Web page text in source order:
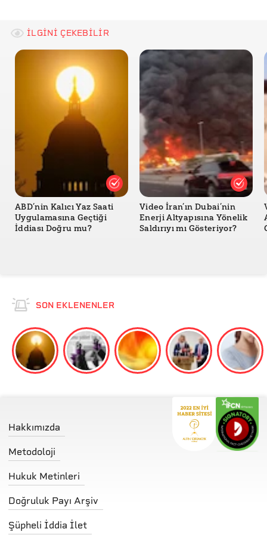
İLGİNİ ÇEKEBİLİR
ABD’nin Kalıcı Yaz Saati
Uygulamasına Geçtiği
İddiası Doğru mu?
Video İran’ın Dubai’nin
Enerji Altyapısına Yönelik
Saldırıyı mı Gösteriyor?
SON EKLENENLER
Hakkımızda
Metodoloji
Hukuk Metinleri
Doğruluk Payı Arşiv
Şüpheli İddia İlet